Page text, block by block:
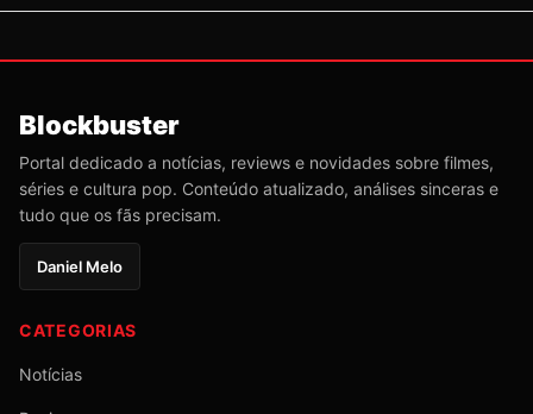
Blockbuster
Portal dedicado a notícias, reviews e novidades sobre filmes,
séries e cultura pop. Conteúdo atualizado, análises sinceras e
tudo que os fãs precisam.
Daniel Melo
CATEGORIAS
Notícias